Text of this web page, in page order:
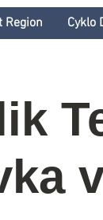
Region Cyklo